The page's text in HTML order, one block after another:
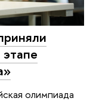
олимпиада